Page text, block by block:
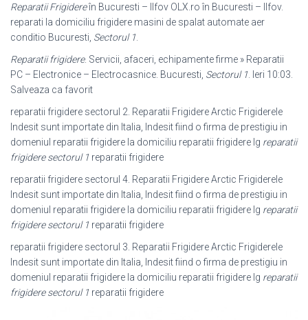
Reparatii Frigidereîn Bucuresti – Ilfov OLX.ro în Bucuresti – Ilfov.
reparati la domiciliu frigidere masini de spalat automate aer
conditio Bucuresti, Sectorul 1
Reparatii frigidere. Servicii, afaceri, echipamente firme » Reparatii
PC – Electronice – Electrocasnice. Bucuresti, Sectorul 1 . Ieri 10:03.
Salveaza ca favorit
reparatii frigidere sectorul 2. Reparatii Frigidere Arctic Frigiderele
Indesit sunt importate din Italia, Indesit fiind o firma de prestigiu in
domeniul reparatii frigidere la domiciliu reparatii frigidere lg reparatii
frigidere sectorul 1 reparatii frigidere
reparatii frigidere sectorul 4. Reparatii Frigidere Arctic Frigiderele
Indesit sunt importate din Italia, Indesit fiind o firma de prestigiu in
domeniul reparatii frigidere la domiciliu reparatii frigidere lg reparatii
frigidere sectorul 1 reparatii frigidere
reparatii frigidere sectorul 3. Reparatii Frigidere Arctic Frigiderele
Indesit sunt importate din Italia, Indesit fiind o firma de prestigiu in
domeniul reparatii frigidere la domiciliu reparatii frigidere lg reparatii
frigidere sectorul 1 reparatii frigidere